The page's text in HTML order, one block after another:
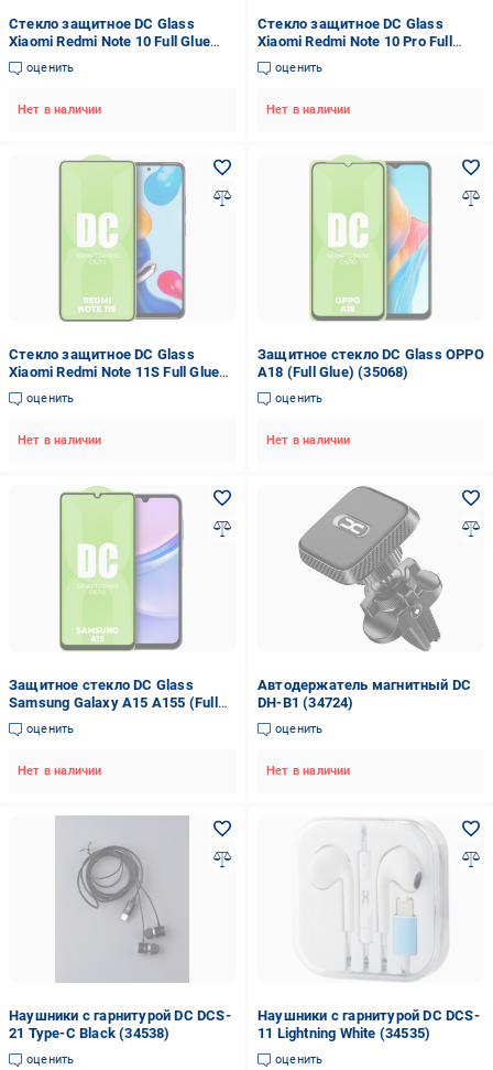
Стекло защитное DC Glass
Xiaomi Redmi Note 10 Full Glue
(33997)
оценить
Нет в наличии
Стекло защитное DC Glass
Xiaomi Redmi Note 10 Pro Full
Glue (34002)
оценить
Нет в наличии
Стекло защитное DC Glass
Xiaomi Redmi Note 11S Full Glue
(33995)
оценить
Нет в наличии
Защитное стекло DC Glass OPPO
A18 (Full Glue) (35068)
оценить
Нет в наличии
Защитное стекло DC Glass
Samsung Galaxy A15 A155 (Full
Glue) (35056)
оценить
Нет в наличии
Автодержатель магнитный DC
DH-B1 (34724)
оценить
Нет в наличии
Наушники с гарнитурой DC DCS-
21 Type-C Black (34538)
оценить
Наушники с гарнитурой DC DCS-
11 Lightning White (34535)
оценить